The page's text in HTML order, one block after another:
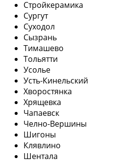
Стройкерамика
Сургут
Суходол
Сызрань
Тимашево
Тольятти
Усолье
Усть-Кинельский
Хворостянка
Хрящевка
Чапаевск
Челно-Вершины
Шигоны
Клявлино
Шентала